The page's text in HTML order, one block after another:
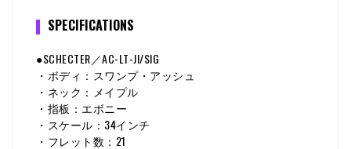
SPECIFICATIONS
●SCHECTER／AC-LT-JI/SIG
・ボディ：スワンプ・アッシュ
・ネック：メイプル
・指板：エボニー
・スケール：34インチ
・フレット数：21